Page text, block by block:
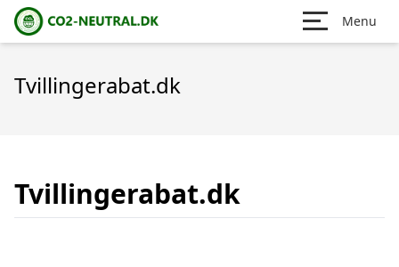
Menu
Tvillingerabat.dk
Tvillingerabat.dk